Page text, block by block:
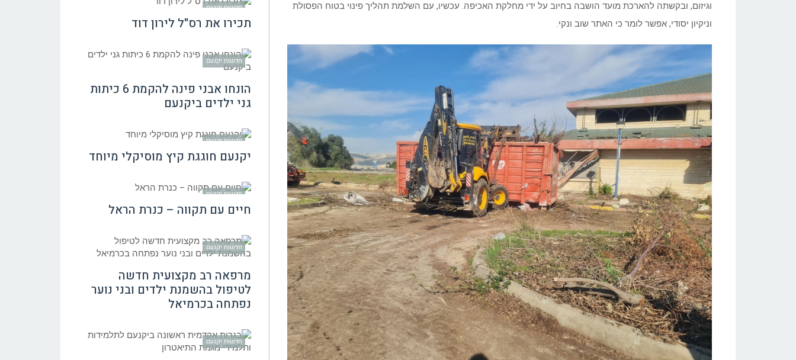
וגיזום, ובקשתה להארכת מועד הושבה בחיוב על ידי מחלקת האכיפה. עכשיו, עם השלמת תהליך פינוי בטוח הפסולת
וניקיון יסודי, אפשר לומר כי האתר שוב ונקי.
חדשות יקנעם
תכירו את רס"ל לירון דוד
חדשות יקנעם
הונחו אבני פינה להקמת 6 כיתות
גני ילדים ביקנעם
חדשות יקנעם
יקנעם חוגגת קיץ מוסיקלי מיוחד
חדשות יקנעם
חיים עם תקווה – כנרת הראל
חדשות יקנעם
מרפאה רב מקצועית חדשה
לטיפול בהשמנת ילדים ובני נוער
נפתחה בכרמיאל
חדשות יקנעם